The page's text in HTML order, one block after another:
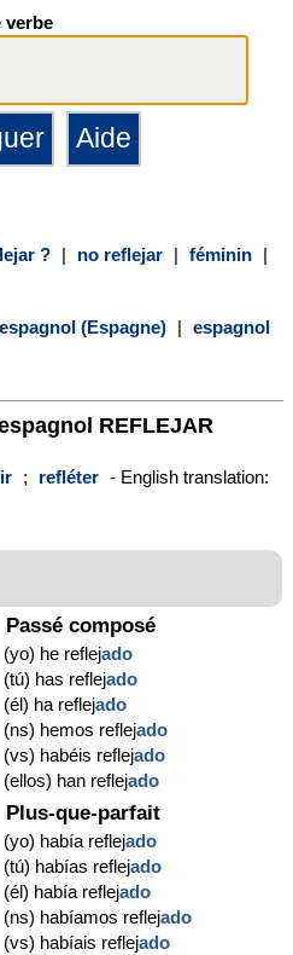
verbe
? | no reflejar | féminin |
espagnol (Espagne) | espagnol
REFLEJAR
; refléter - English translation:
Passé composé
(yo) he reflejado
(tú) has reflejado
(él) ha reflejado
(ns) hemos reflejado
(vs) habéis reflejado
(ellos) han reflejado
Plus-que-parfait
(yo) había reflejado
(tú) habías reflejado
(él) había reflejado
(ns) habíamos reflejado
(vs) habíais reflejado